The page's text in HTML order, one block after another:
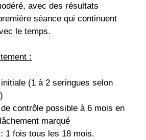
avec des résultats
séance qui continuent
le temps.
:
(1 à 2 seringues selon
contrôle possible à 6 mois en
marqué
1 fois tous les 18 mois.